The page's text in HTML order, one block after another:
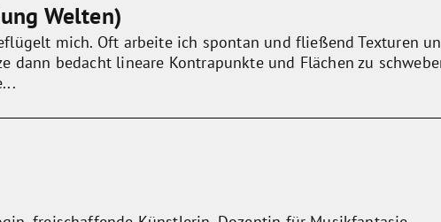
Welten)
mich. Oft arbeite ich spontan und fließend Texturen
dann bedacht lineare Kontrapunkte und Flächen zu